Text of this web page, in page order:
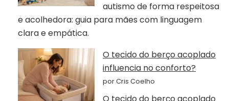
autismo de forma respeitosa
e acolhedora: guia para mães com linguagem
clara e empática.
O tecido do berço acoplado
influencia no conforto?
por Cris Coelho